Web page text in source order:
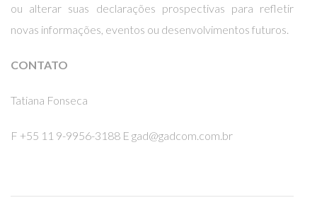
ou alterar suas declarações prospectivas para refletir
novas informações, eventos ou desenvolvimentos futuros.
CONTATO
Tatiana Fonseca
F +55 11 9-9956-3188 E gad@gadcom.com.br